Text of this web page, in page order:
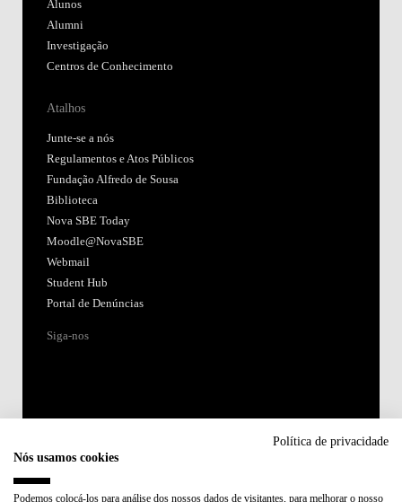
Alunos
Alumni
Investigação
Centros de Conhecimento
Atalhos
Junte-se a nós
Regulamentos e Atos Públicos
Fundação Alfredo de Sousa
Biblioteca
Nova SBE Today
Moodle@NovaSBE
Webmail
Student Hub
Portal de Denúncias
Siga-nos
Política de privacidade
Nós usamos cookies
Podemos colocá-los para análise dos nossos dados de visitantes, para melhorar o nosso